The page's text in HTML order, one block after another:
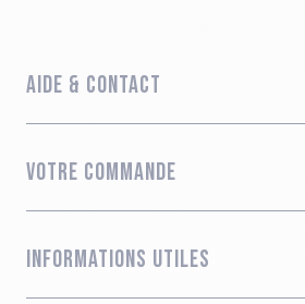
AIDE & CONTACT
VOTRE COMMANDE
INFORMATIONS UTILES